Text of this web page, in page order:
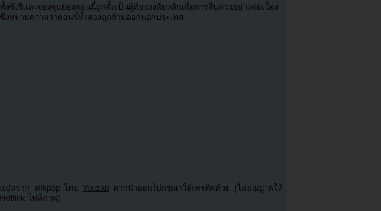
ทั้งซึงรีและจองจุนยองตอนนี้ถูกตั้งเป็นผู้ต้องสงสัยหลักเพื่อการสืบสวนอย่างต่อเนื่อง
ซึ่งหมายความว่าตอนนี้ทั้งสองถูกห้ามออกนอกประเทศ
แปลจาก allkpop โดย Youzabหากนำออกไปกรุณาให้เครดิตด้วย (ไม่อนุญาตให้
Hotlink ไฟล์ภาพ)